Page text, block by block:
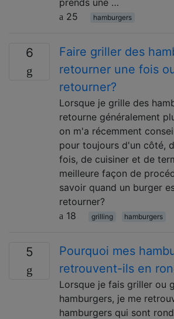
25
hamburgers
6
Faire griller des
retourner une fois
retourner?
Lorsque je grille des
retourne généralement
on m'a récemment
pour toujours d'un côté,
fois, de cuisiner et de
meilleure façon de
savoir quand un burger
retourner?
18
grilling hamburgers
5
Pourquoi mes
retrouvent-ils en
Lorsque je fais griller ou
hamburgers, je me
hamburgers qui sont